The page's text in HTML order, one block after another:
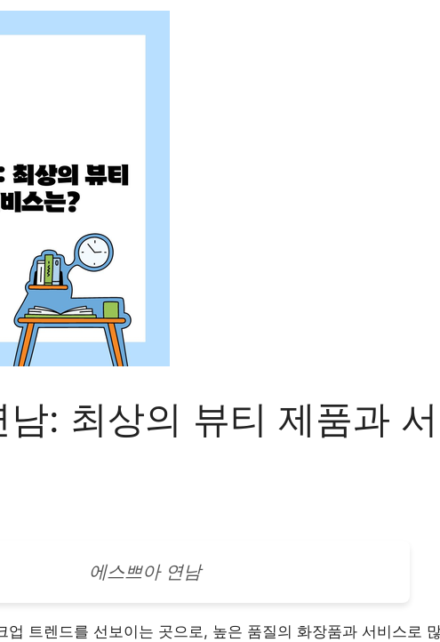
: 최상의 뷰티 제품과 서
에스쁘아 연남
업 트렌드를 선보이는 곳으로, 높은 품질의 화장품과 서비스로